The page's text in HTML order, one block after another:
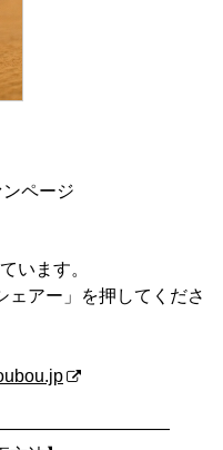
ページ
います。
ェアー」を押してくださ